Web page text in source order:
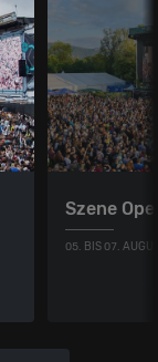
Szene
05. BIS 07.